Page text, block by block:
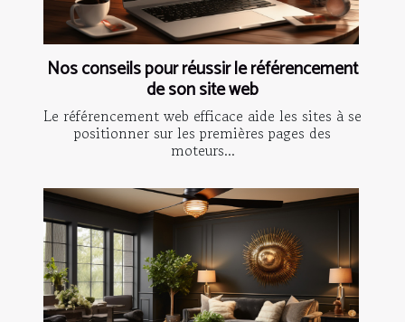
Nos conseils pour réussir le référencement
de son site web
Le référencement web efficace aide les sites à se
positionner sur les premières pages des
moteurs...